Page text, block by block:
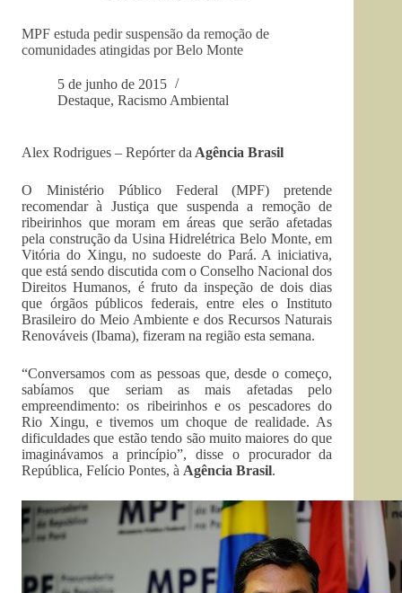
MPF estuda pedir suspensão da remoção de
comunidades atingidas por Belo Monte
5 de junho de 2015
Destaque, Racismo Ambiental
Alex Rodrigues – Repórter da Agência Brasil
O Ministério Público Federal (MPF) pretende
recomendar à Justiça que suspenda a remoção de
ribeirinhos que moram em áreas que serão afetadas
pela construção da Usina Hidrelétrica Belo Monte, em
Vitória do Xingu, no sudoeste do Pará. A iniciativa,
que está sendo discutida com o Conselho Nacional dos
Direitos Humanos, é fruto da inspeção de dois dias
que órgãos públicos federais, entre eles o Instituto
Brasileiro do Meio Ambiente e dos Recursos Naturais
Renováveis (Ibama), fizeram na região esta semana.
“Conversamos com as pessoas que, desde o começo,
sabíamos que seriam as mais afetadas pelo
empreendimento: os ribeirinhos e os pescadores do
Rio Xingu, e tivemos um choque de realidade. As
dificuldades que estão tendo são muito maiores do que
imaginávamos a princípio”, disse o procurador da
República, Felício Pontes, à Agência Brasil.